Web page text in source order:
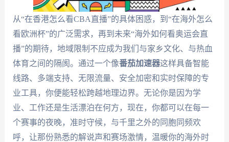
从“在香港怎么看CBA直播”的具体困惑，到“在海外怎么
看欧洲杯”的广泛需求，再到未来“海外如何看奥运会直
播”的期待，地域限制不应成为我们与家乡文化、与热血
体育之间的隔阂。通过一个像番茄加速器这样具备智能
线路、多端支持、无限流量、安全加密和实时保障的专
业工具，你便能轻松跨越地理边界。无论你是因为学
业、工作还是生活漂泊在何方，现在，你都可以在每一
个赛事的夜晚，准时守候，与千里之外的同胞同频欢
呼，让那份熟悉的解说声和赛场激情，温暖你的海外时